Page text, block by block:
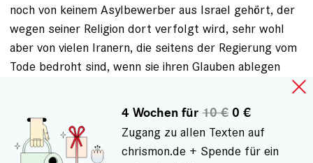
noch von keinem Asylbewerber aus Israel gehört, der
wegen seiner Religion dort verfolgt wird, sehr wohl
aber von vielen Iranern, die seitens der Regierung vom
Tode bedroht sind, wenn sie ihren Glauben ablegen
Eine solche undifferenzierte Gleichstellung ist für mich
nicht akzeptabel und scheint einer antiisraelischen
Haltung der Autorin entwachsen zu sein.
4 Wochen für10 €0 €
Zugang zu allen Texten auf
chrismon.de + Spende für ein